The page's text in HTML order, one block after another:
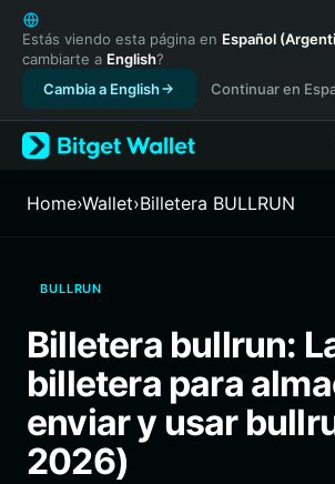
English
日本語
Tiếng Việt
Русский
Español (Latinoamérica)
Türkçe
Français
繁體中文
Bahasa Indonesia
ภาษาไทย
Español
Português (Brasil)
Estás viendo esta página en Español
cambiarte a English?
Cambia a English
Continuar en
Home›Wallet›Billetera BULLRUN
BULLRUN
Billetera bullrun:
billetera para
enviar y usar
2026)